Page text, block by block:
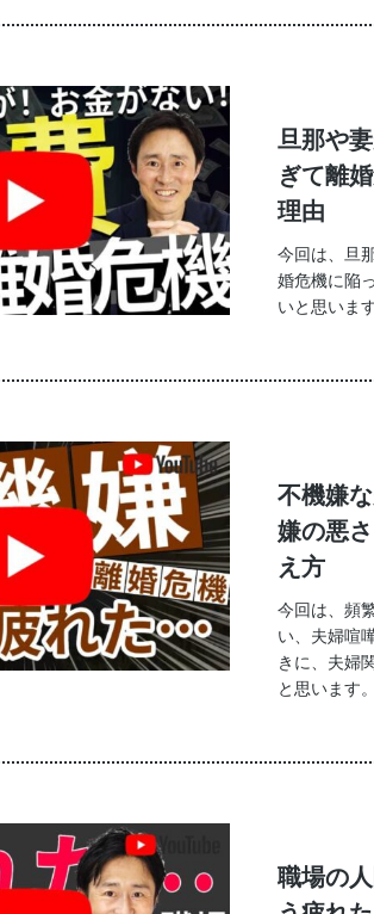
旦那や
ぎて離
理由
今回は、旦
婚危機に陥
いと思います
不機嫌
嫌の悪
え方
今回は、頻
い、夫婦喧
きに、夫婦
と思います。
職場の